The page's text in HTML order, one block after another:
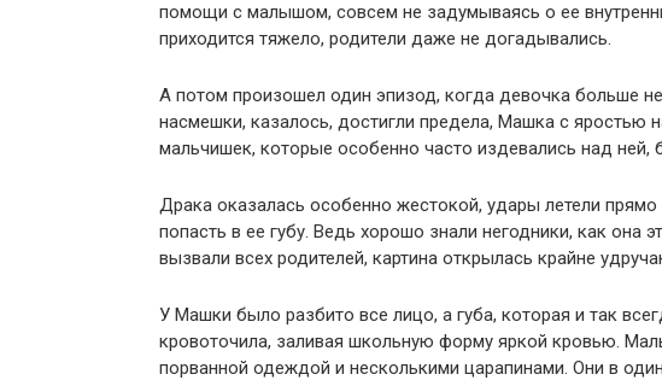
помощи с малышом, совсем не задумываясь о ее
приходится тяжело, родители даже не догадывались.
А потом произошел один эпизод, когда девочка больше
насмешки, казалось, достигли предела, Машка с яростью
мальчишек, которые особенно часто издевались над ней,
Драка оказалась особенно жестокой, удары летели
попасть в ее губу. Ведь хорошо знали негодники, как она
вызвали всех родителей, картина открылась крайне
У Машки было разбито все лицо, а губа, которая и так
кровоточила, заливая школьную форму яркой кровью.
порванной одеждой и несколькими царапинами. Они в